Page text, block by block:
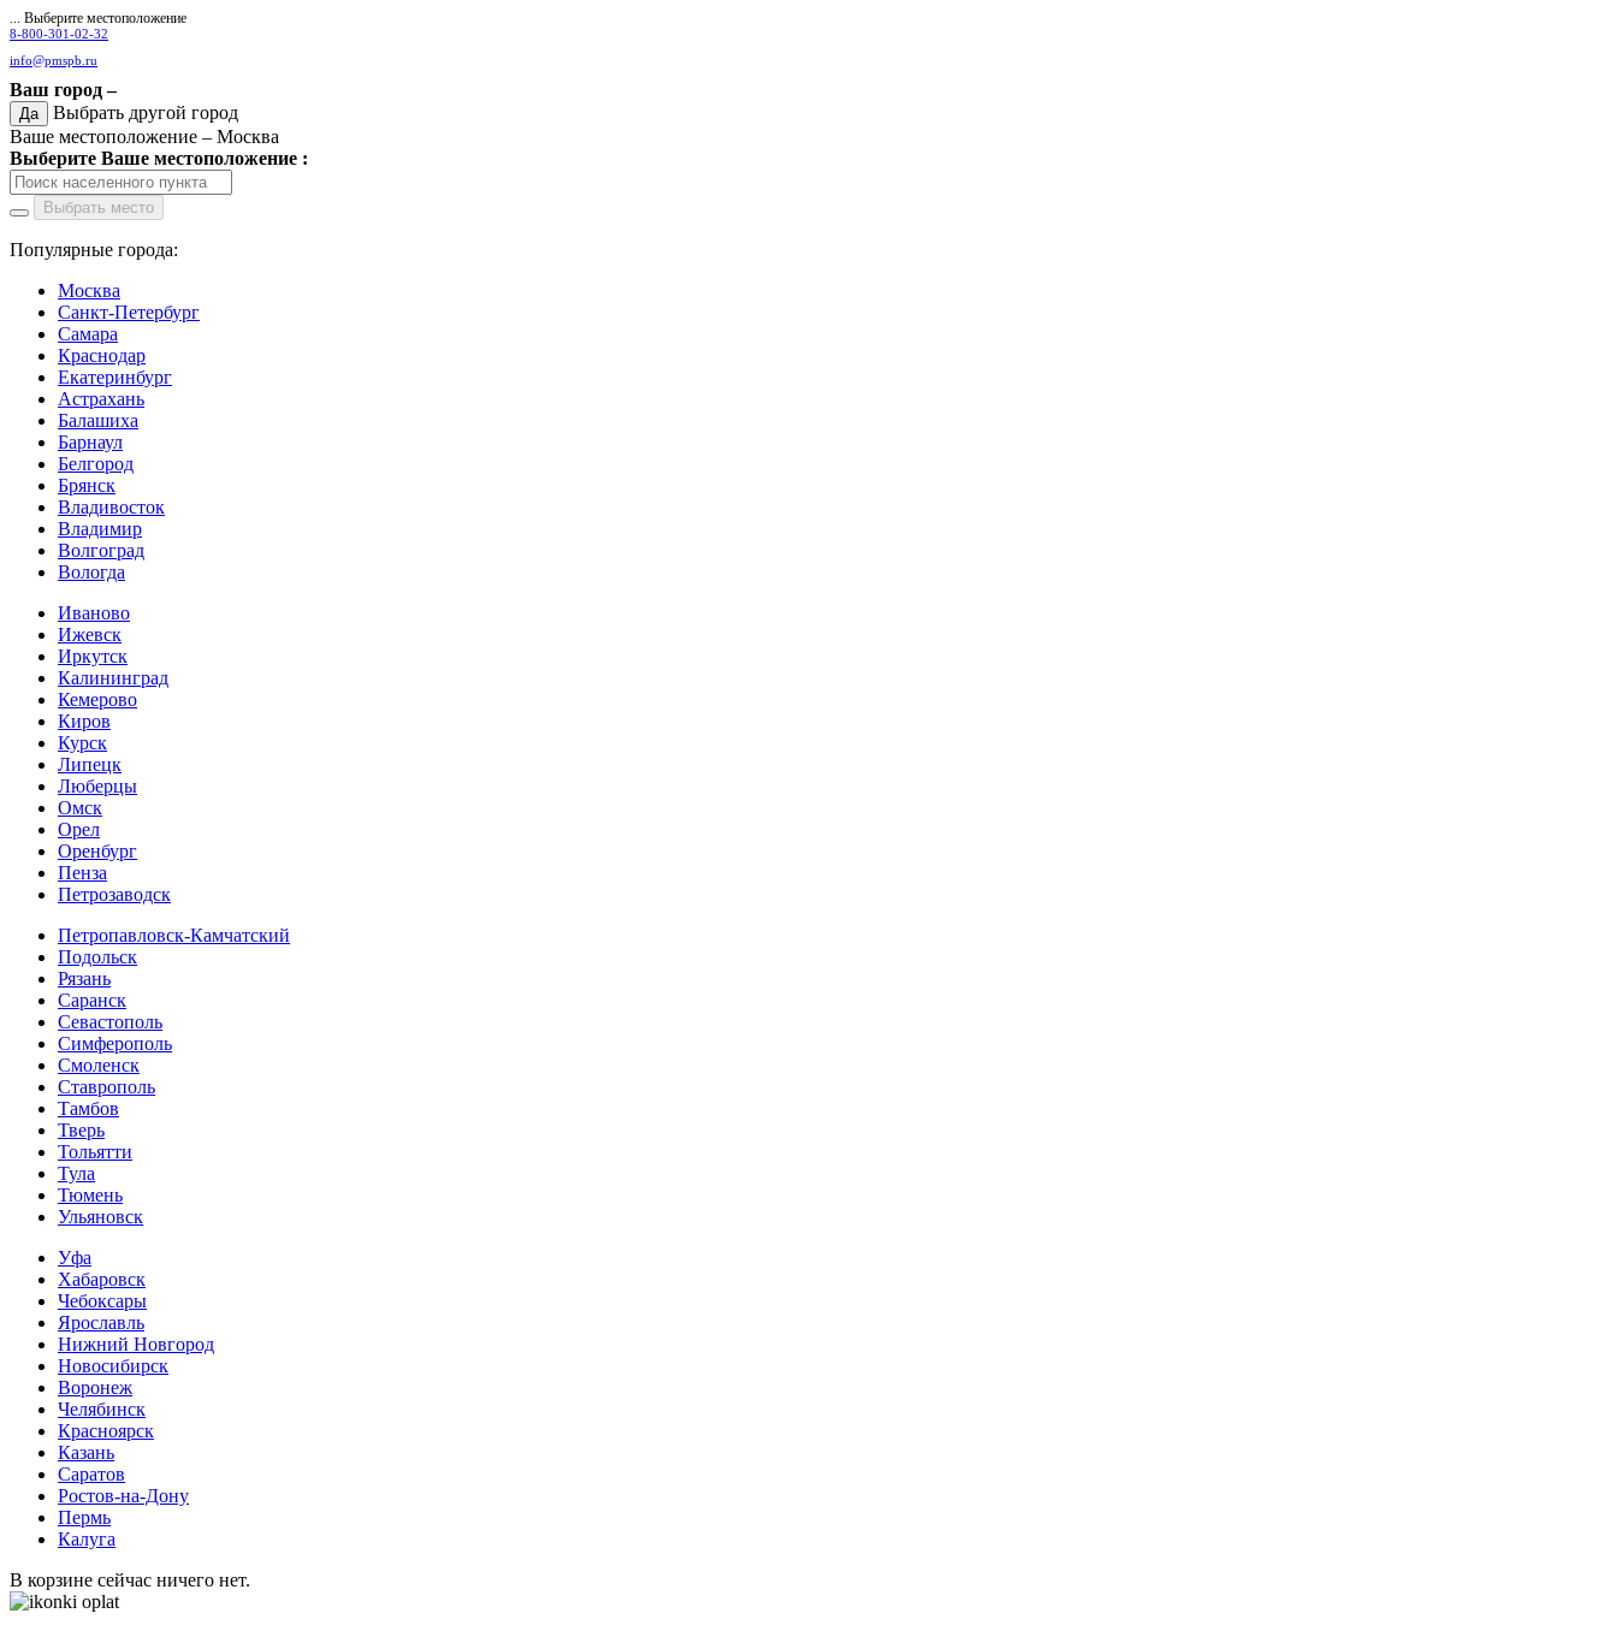
... Выберите местоположение
8-800-301-02-32
info@pmspb.ru
Ваш город –
Да
Выбрать другой город
Ваше местоположение – Москва
Выберите Ваше местоположение :
Выбрать место
Популярные города:
Москва
Санкт-Петербург
Самара
Краснодар
Екатеринбург
Астрахань
Балашиха
Барнаул
Белгород
Брянск
Владивосток
Владимир
Волгоград
Вологда
Иваново
Ижевск
Иркутск
Калининград
Кемерово
Киров
Курск
Липецк
Люберцы
Омск
Орел
Оренбург
Пенза
Петрозаводск
Петропавловск-Камчатский
Подольск
Рязань
Саранск
Севастополь
Симферополь
Смоленск
Ставрополь
Тамбов
Тверь
Тольятти
Тула
Тюмень
Ульяновск
Уфа
Хабаровск
Чебоксары
Ярославль
Нижний Новгород
Новосибирск
Воронеж
Челябинск
Красноярск
Казань
Саратов
Ростов-на-Дону
Пермь
Калуга
В корзине сейчас ничего нет.